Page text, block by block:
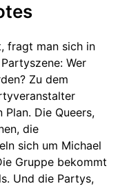
fragt man sich in
Wer
Zu dem
Die Queers,
die
sich um Michael
Gruppe bekommt
Und die Partys,